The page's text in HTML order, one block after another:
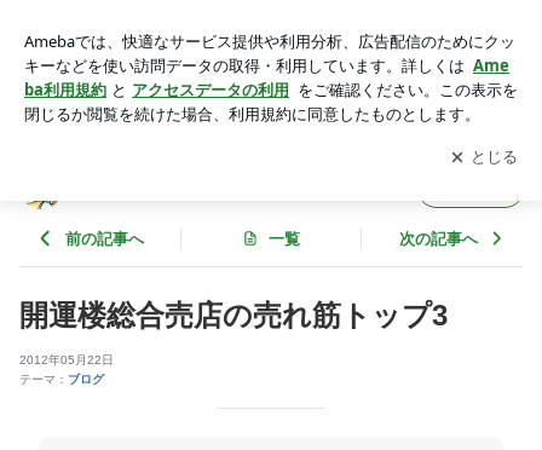
通信
アプリをダウンロードして ブログの更新通知
を受け取りまし
ょう。
開く
前の記事へ 一覧 次の記事へ
開運楼総合売店の売れ筋トップ3
2012年05月22日
テーマ： ブログ